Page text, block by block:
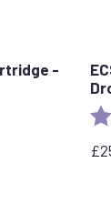
-
£